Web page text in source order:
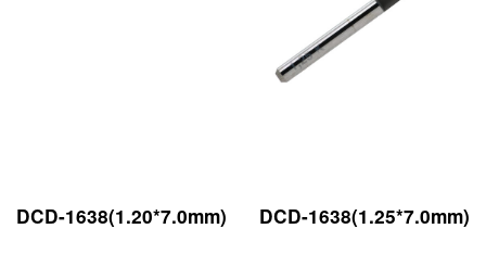
DCD-1638(1.20*7.0mm) DCD-1638(1.25*7.0mm)